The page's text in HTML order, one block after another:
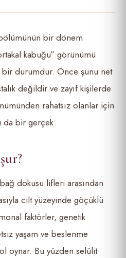
bir dönem
kabuğu” görünümü
bir durumdur. Önce şunu net
değildir ve zayıf kişilerde
rahatsız olanlar için
da bir gerçek.
dokusu lifleri arasından
cilt yüzeyinde göçüklü
faktörler, genetik
yaşam ve beslenme
oynar. Bu yüzden selülit